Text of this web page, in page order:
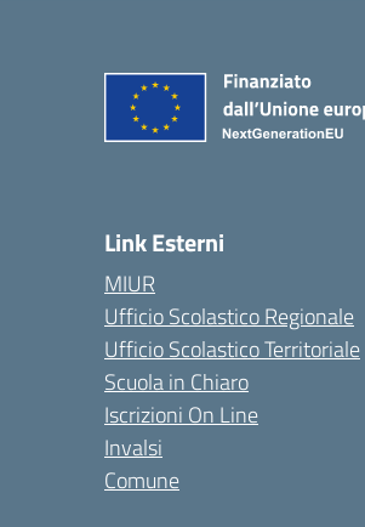
Link Esterni
MIUR
Ufficio Scolastico Regionale
Ufficio Scolastico Territoriale
Scuola in Chiaro
Iscrizioni On Line
Invalsi
Comune